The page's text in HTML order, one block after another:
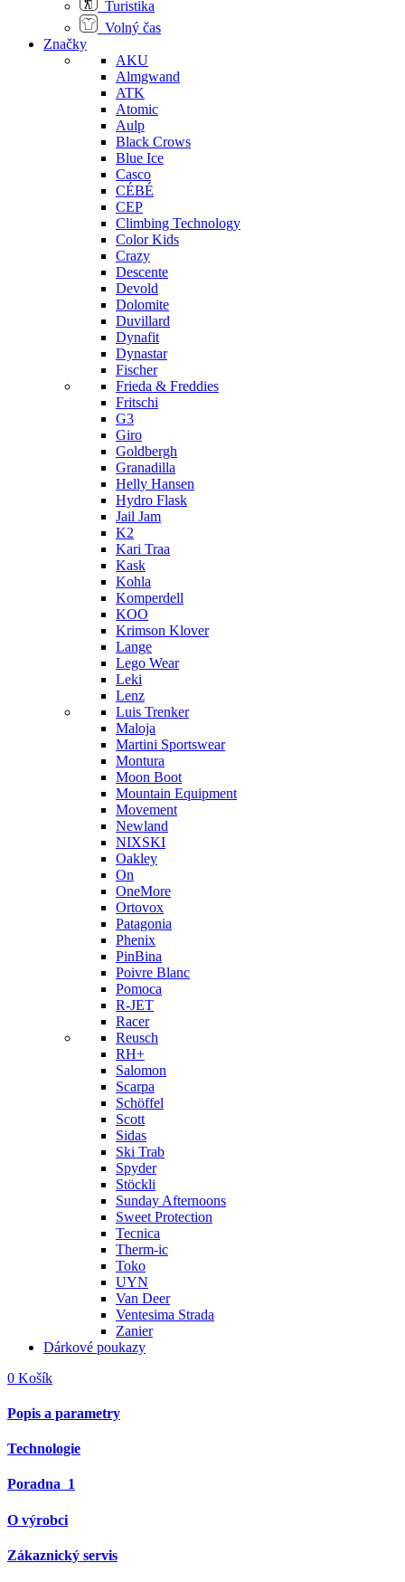
Turistika
Volný čas
Značky
AKU
Almgwand
ATK
Atomic
Aulp
Black Crows
Blue Ice
Casco
CÉBÉ
CEP
Climbing Technology
Color Kids
Crazy
Descente
Devold
Dolomite
Duvillard
Dynafit
Dynastar
Fischer
Frieda & Freddies
Fritschi
G3
Giro
Goldbergh
Granadilla
Helly Hansen
Hydro Flask
Jail Jam
K2
Kari Traa
Kask
Kohla
Komperdell
KOO
Krimson Klover
Lange
Lego Wear
Leki
Lenz
Luis Trenker
Maloja
Martini Sportswear
Montura
Moon Boot
Mountain Equipment
Movement
Newland
NIXSKI
Oakley
On
OneMore
Ortovox
Patagonia
Phenix
PinBina
Poivre Blanc
Pomoca
R-JET
Racer
Reusch
RH+
Salomon
Scarpa
Schöffel
Scott
Sidas
Ski Trab
Spyder
Stöckli
Sunday Afternoons
Sweet Protection
Tecnica
Therm-ic
Toko
UYN
Van Deer
Ventesima Strada
Zanier
Dárkové poukazy
0 Košík
Popis a parametry
Technologie
Poradna 1
O výrobci
Zákaznický servis